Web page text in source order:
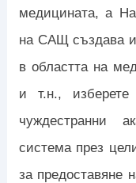
медицината, а
на САЩ създава
в областта на
и т.н.,
чуждестранни
система през
за предоставяне